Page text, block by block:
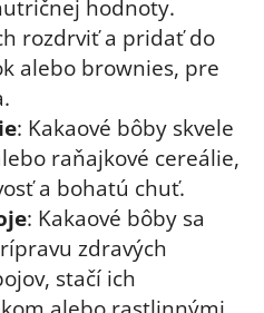
hodnoty.
rozdrviť a pridať do
alebo brownies, pre
: Kakaové bôby skvele
raňajkové cereálie,
a bohatú chuť.
: Kakaové bôby sa
zdravých
stačí ich